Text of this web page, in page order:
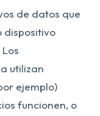
de datos que
dispositivo
utilizan
ejemplo)
funcionen, o